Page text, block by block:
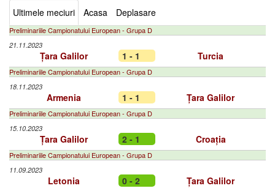
Ultimele meciuri Acasa Deplasare
Preliminariile Campionatului European - Grupa D
21.11.2023
Țara Galilor 1 - 1 Turcia
Preliminariile Campionatului European - Grupa D
18.11.2023
Armenia 1 - 1 Țara Galilor
Preliminariile Campionatului European - Grupa D
15.10.2023
Țara Galilor 2 - 1 Croația
Preliminariile Campionatului European - Grupa D
11.09.2023
Letonia 0 - 2 Țara Galilor